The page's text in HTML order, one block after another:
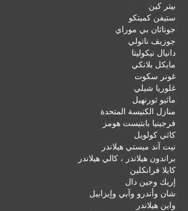
بيتر كين
ستيفن كميتكو
جوناثان بي موراي
جوزيف ناتولي
دانيال نيكوليتا
مايكل بلانكي
غونر سكوت
غلوريا شيلي
ماثيو ثورنهيل
منازل الكنيسة المتحدة
فرجينيا بابتيست هومز
كاثي كولويل
نيت آند ميستي هيلاندر
براندون هيلاندر ، كالي هيلاندر
كايلا فرانكلين
إريك وجين دال
شان وأندرو وآبي وإيزابيل
واين هيلاندر